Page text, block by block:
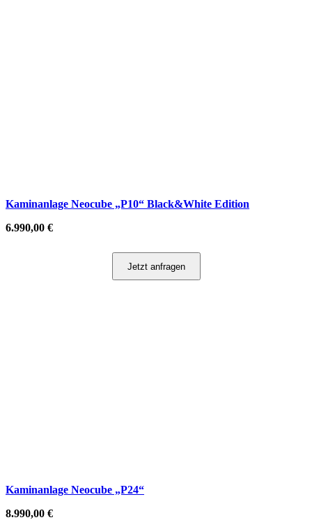
Kaminanlage Neocube „P10“ Black&White Edition
6.990,00 €
Jetzt anfragen
Kaminanlage Neocube „P24“
8.990,00 €